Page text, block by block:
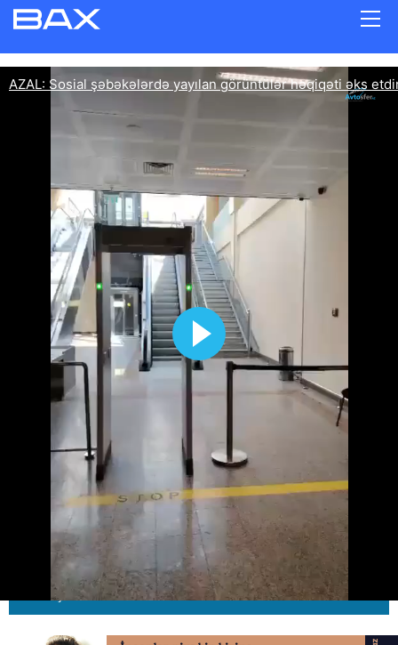
AZAL: Sosial şəbəkələrdə yayılan
görüntülər həqiqəti əks etdirmir
17.05.2026
AVTOSFERTV
Nə düşünürsən?